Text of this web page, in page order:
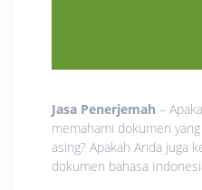
Jasa Penerjemah –
memahami dokumen
asing? Apakah Anda juga
dokumen bahasa